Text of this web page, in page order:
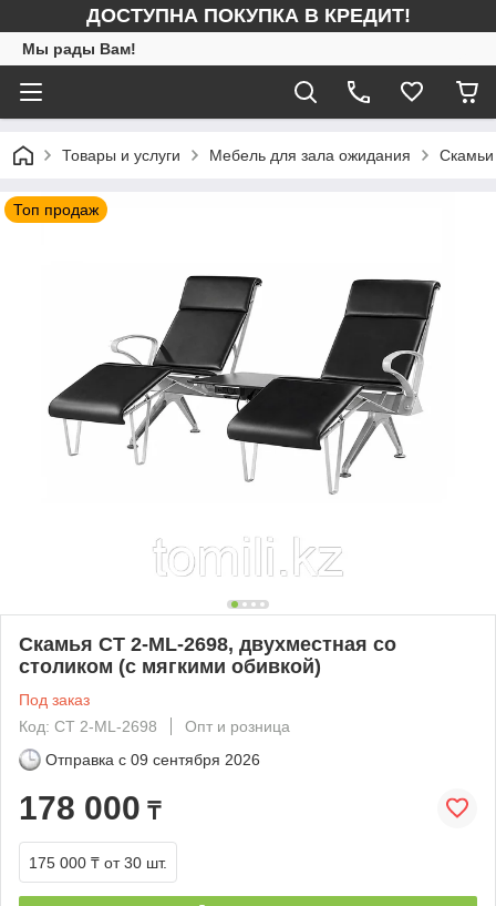
ДОСТУПНА ПОКУПКА В КРЕДИТ!
Мы рады Вам!
Товары и услуги Мебель для зала ожидания Скамьи
Топ продаж
Скамья СT 2-ML-2698, двухместная со
столиком (с мягкими обивкой)
Под заказ
Код: СT 2-ML-2698
Опт и розница
Отправка с 09 сентября 2026
178 000 ₸
175 000 ₸ от 30 шт.